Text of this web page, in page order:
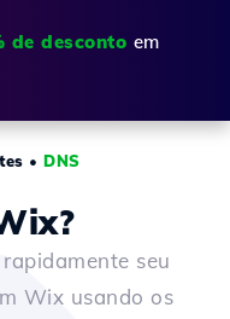
de desconto em
• DNS
seu
Wix usando os